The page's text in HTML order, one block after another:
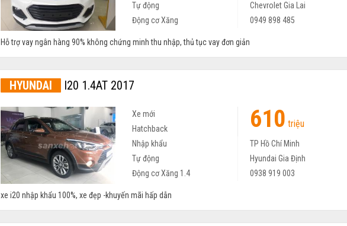
Tự động
Chevrolet Gia Lai
Động cơ Xăng
0949 898 485
Hỗ trợ vay ngân hàng 90% không chứng minh thu nhập, thủ tục vay đơn giản
HYUNDAI I20 1.4AT 2017
Xe mới 610 triệu
Hatchback
Nhập khẩu
TP Hồ Chí Minh
Tự động
Hyundai Gia Định
Động cơ Xăng 1.4
0938 919 003
xe i20 nhập khẩu 100%, xe đẹp -khuyến mãi hấp dẫn